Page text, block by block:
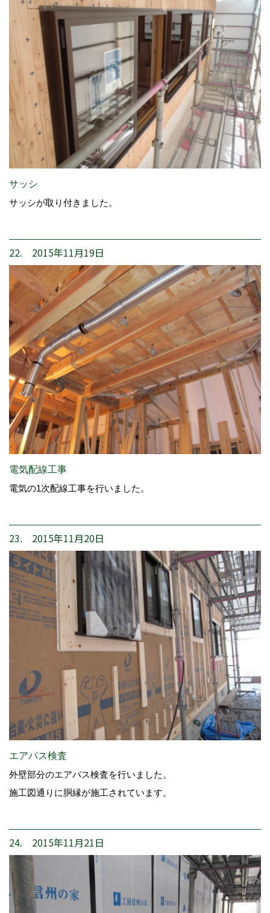
サッシ
サッシが取り付きました。
22. 2015年11月19日
電気配線工事
電気の1次配線工事を行いました。
23. 2015年11月20日
エアパス検査
外壁部分のエアパス検査を行いました。
施工図通りに胴縁が施工されています。
24. 2015年11月21日